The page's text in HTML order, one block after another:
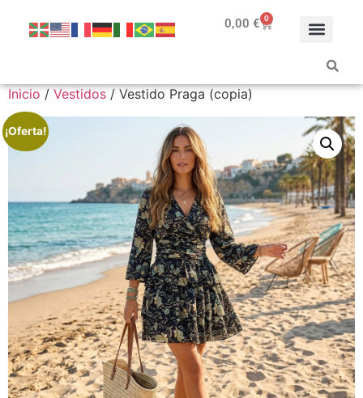
0,00 € 0
Inicio / Vestidos / Vestido Praga (copia)
¡Oferta!